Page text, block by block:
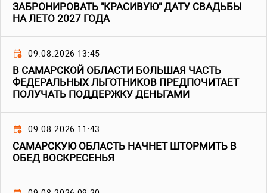
ЗАБРОНИРОВАТЬ "КРАСИВУЮ" ДАТУ СВАДЬБЫ
НА ЛЕТО 2027 ГОДА
09.08.2026 13:45
В САМАРСКОЙ ОБЛАСТИ БОЛЬШАЯ ЧАСТЬ
ФЕДЕРАЛЬНЫХ ЛЬГОТНИКОВ ПРЕДПОЧИТАЕТ
ПОЛУЧАТЬ ПОДДЕРЖКУ ДЕНЬГАМИ
09.08.2026 11:43
САМАРСКУЮ ОБЛАСТЬ НАЧНЕТ ШТОРМИТЬ В
ОБЕД ВОСКРЕСЕНЬЯ